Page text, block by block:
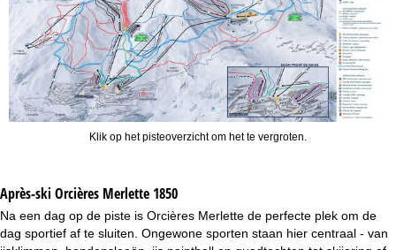
Klik op het pisteoverzicht om het te vergroten.
Après-ski Orcières Merlette 1850
Na een dag op de piste is Orcières Merlette de perfecte plek om de
dag sportief af te sluiten. Ongewone sporten staan hier centraal - van